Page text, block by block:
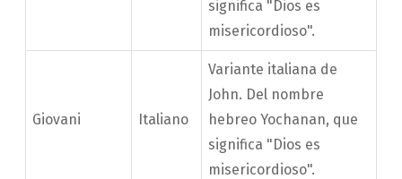
significa "Dios es
misericordioso".
Giovani Italiano
Variante italiana de
John. Del nombre
hebreo Yochanan, que
significa "Dios es
misericordioso".